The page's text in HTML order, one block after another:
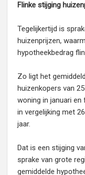
Flinke stijging
Tegelijkertijd is
huizenprijzen,
hypotheekbedrag
Zo ligt het
huizenkopers van
woning in januari en
in vergelijking met
jaar.
Dat is een stijging
sprake van grote
gemiddelde